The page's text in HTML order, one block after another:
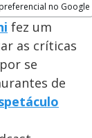
no Google
fez um
as críticas
se
de